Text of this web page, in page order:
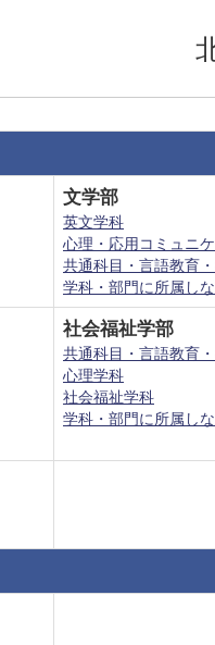
文学部
英文学科
心理・応用コミュニ
共通科目・言語教育
学科・部門に所属し
社会福祉学部
共通科目・言語教育
心理学科
社会福祉学科
学科・部門に所属し